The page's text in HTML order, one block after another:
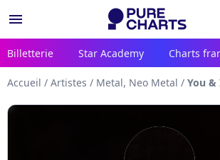
menu
Billetterie Star Academy Charts
Accueil / Artistes / Metal, Neo Metal / You &